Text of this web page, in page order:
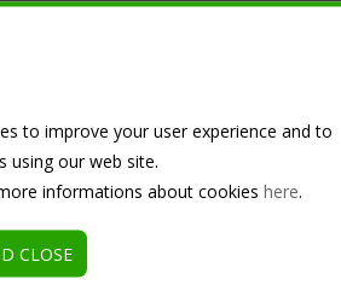
to improve your user experience and to
using our web site.
informations about cookieshere.
CLOSE